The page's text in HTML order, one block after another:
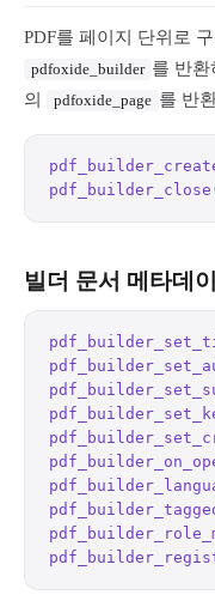
PDF를 페이지 단위로
pdfoxide_builder 를 반환
의
pdfoxide_page 를 반
pdf_builder_close
빌더 문서 메타데